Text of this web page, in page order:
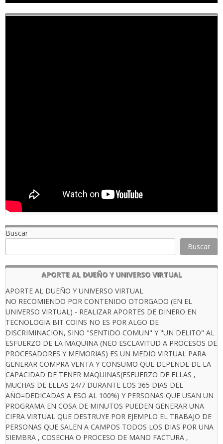
Buscar
Buscar
APORTE AL DUEÑO Y UNIVERSO VIRTUAL
APORTE AL DUEÑO Y UNIVERSO VIRTUAL
NO RECOMIENDO POR CONTENIDO OTORGADO (EN EL
UNIVERSO VIRTUAL) - REALIZAR APORTES DE DINERO EN
TECNOLOGIA BIT COINS NO ES POR ALGO DE
DISCRIMINACION, SINO "SENTIDO COMUN" Y "UN DELITO" AL
ESFUERZO DE LA MAQUINA (NEO ESCLAVITUD A PROCESOS DE
PROCESADORES Y MEMORIAS) ES UN MEDIO VIRTUAL PARA
GENERAR COMPRA VENTA Y CONSUMO QUE DEPENDE DE LA
CAPACIDAD DE TENER MAQUINAS(ESFUERZO DE ELLAS ,
MUCHAS DE ELLAS 24/7 DURANTE LOS 365 DIAS DEL
AÑO=DEDICADAS A ESO AL 100%) Y PERSONAS QUE USAN UN
PROGRAMA EN COSA DE MINUTOS PUEDEN GENERAR UNA
CIFRA VIRTUAL QUE DESTRUYE POR EJEMPLO EL TRABAJO DE
PERSONAS QUE SALEN A CAMPOS TODOS LOS DIAS POR UNA
SIEMBRA , COSECHA O PROCESO DE MANO FACTURA ,